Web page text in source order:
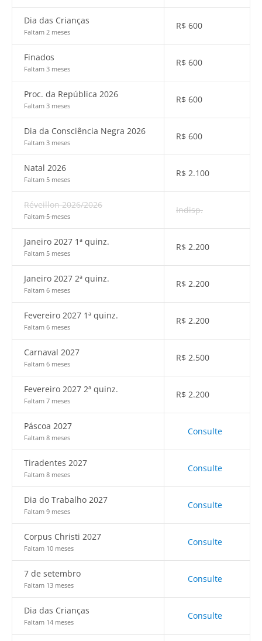
Dia das Crianças
Faltam 2 meses
R$ 600
Finados
Faltam 3 meses
R$ 600
Proc. da República 2026
Faltam 3 meses
R$ 600
Dia da Consciência Negra 2026
Faltam 3 meses
R$ 600
Natal 2026
Faltam 5 meses
R$ 2.100
Réveillon 2026/2026
Faltam 5 meses
Indisp.
Janeiro 2027 1ª quinz.
Faltam 5 meses
R$ 2.200
Janeiro 2027 2ª quinz.
Faltam 6 meses
R$ 2.200
Fevereiro 2027 1ª quinz.
Faltam 6 meses
R$ 2.200
Carnaval 2027
Faltam 6 meses
R$ 2.500
Fevereiro 2027 2ª quinz.
Faltam 7 meses
R$ 2.200
Páscoa 2027
Faltam 8 meses
Consulte
Tiradentes 2027
Faltam 8 meses
Consulte
Dia do Trabalho 2027
Faltam 9 meses
Consulte
Corpus Christi 2027
Faltam 10 meses
Consulte
7 de setembro
Faltam 13 meses
Consulte
Dia das Crianças
Faltam 14 meses
Consulte